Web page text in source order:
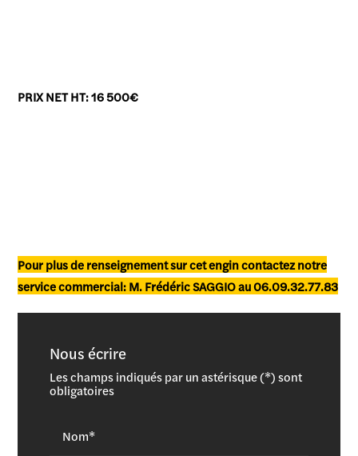
PRIX NET HT: 16 500€
Pour plus de renseignement sur cet engin contactez notre
service commercial: M. Frédéric SAGGIO au 06.09.32.77.83
Nous écrire
Les champs indiqués par un astérisque (*) sont
obligatoires
Nom*